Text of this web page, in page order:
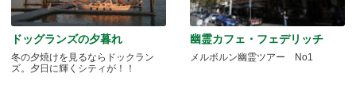
ドッグランズの夕暮れ
冬の夕焼けを見るならドックラン
ズ。夕日に輝くシティが！！
幽霊カフェ・フェデリッチ
メルボルン幽霊ツアー No1